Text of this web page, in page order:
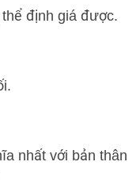
thể định giá được.
nhất với bản thân